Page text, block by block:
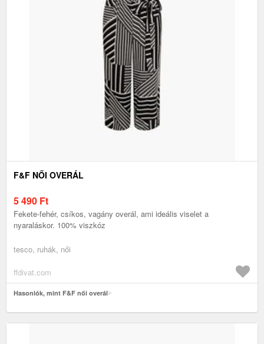
F&F NŐI OVERÁL
5 490 Ft
Fekete-fehér, csíkos, vagány overál, ami ideális viselet a
nyaraláskor. 100% viszkóz
tesco, ruhák, női
ffdivat.com
Hasonlók, mint F&F női overál